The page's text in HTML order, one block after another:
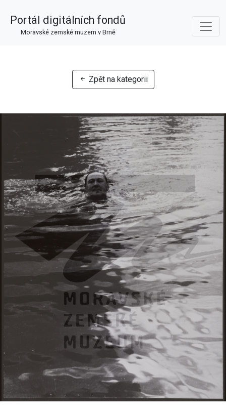
Portál digitálních fondů
Moravské zemské muzem v Brně
Zpět na kategorii